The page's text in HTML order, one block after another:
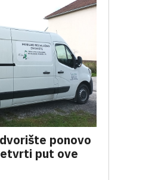
ponovo
put ove